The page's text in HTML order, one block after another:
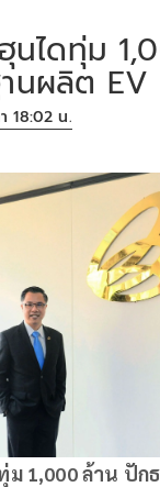
นไดทุ่ม
นผลิต EV
18:02 น.
ม 1,000ล้าน ปัก